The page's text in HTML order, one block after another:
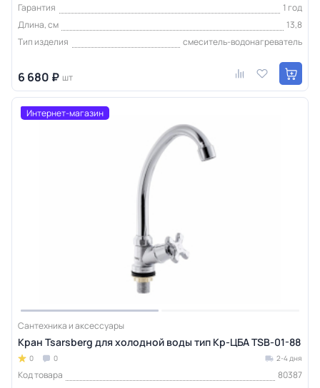
Гарантия
1 год
Длина, см
13,8
Тип изделия
смеситель-водонагреватель
6 680 ₽ шт
Интернет-магазин
Сантехника и аксессуары
Кран Tsarsberg для холодной воды тип Кр-ЦБА TSB-01-88
0 0 2-4 дня
Код товара
80387